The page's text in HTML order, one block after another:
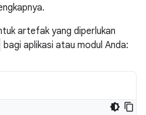
artefak yang diperlukan
bagi aplikasi atau modul Anda: